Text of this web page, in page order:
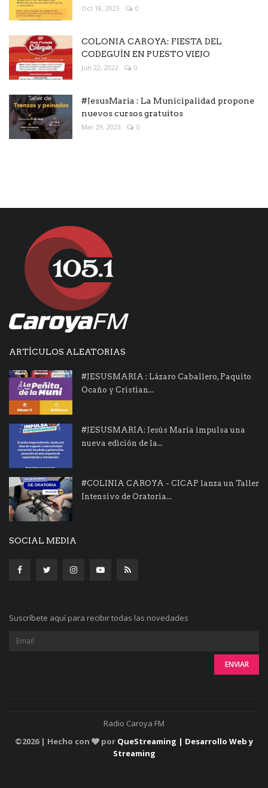
Oct 18, 2023 0
COLONIA CAROYA: FIESTA DEL
CODEGUÍN EN PUESTO VIEJO
Jun 22, 2022 0
#JesusMaria : La Municipalidad propone
nuevos cursos gratuitos
Mar 29, 2023 0
ARTÍCULOS ALEATORIAS
#JESUSMARIA : Lázaro Caballero, Paquito
Ocaño y Cristian...
#JESUSMARIA: Jesús María impulsa una
nueva edición de la...
#COLINIA CAROYA - CICAP lanza un Taller
Intensivo de Oratoria...
SOCIAL MEDIA
Suscríbete aquí para recibir todas las novedades
Radio Caroya FM
©2026 | Hecho con por QueStreaming | Desarrollo Web y
Streaming